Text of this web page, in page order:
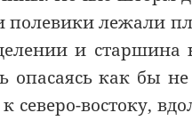
полевики лежали
и старшина
как бы не
северо-востоку,